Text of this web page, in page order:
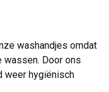
washandjes omdat
Door ons
weer hygiënisch